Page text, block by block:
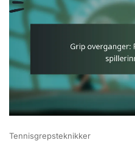
Tennisgrepsteknikker